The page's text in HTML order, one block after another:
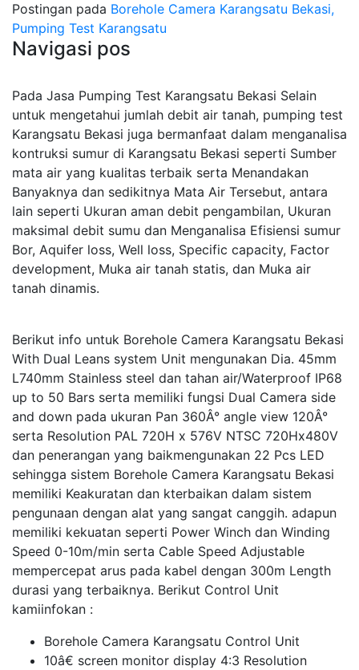
Postingan pada Borehole Camera Karangsatu Bekasi,
Pumping Test Karangsatu
Navigasi pos
Pada Jasa Pumping Test Karangsatu Bekasi Selain
untuk mengetahui jumlah debit air tanah, pumping test
Karangsatu Bekasi juga bermanfaat dalam menganalisa
kontruksi sumur di Karangsatu Bekasi seperti Sumber
mata air yang kualitas terbaik serta Menandakan
Banyaknya dan sedikitnya Mata Air Tersebut, antara
lain seperti Ukuran aman debit pengambilan, Ukuran
maksimal debit sumu dan Menganalisa Efisiensi sumur
Bor, Aquifer loss, Well loss, Specific capacity, Factor
development, Muka air tanah statis, dan Muka air
tanah dinamis.
Berikut info untuk Borehole Camera Karangsatu Bekasi
With Dual Leans system Unit mengunakan Dia. 45mm
L740mm Stainless steel dan tahan air/Waterproof IP68
up to 50 Bars serta memiliki fungsi Dual Camera side
and down pada ukuran Pan 360Â° angle view 120Â°
serta Resolution PAL 720H x 576V NTSC 720Hx480V
dan penerangan yang baikmengunakan 22 Pcs LED
sehingga sistem Borehole Camera Karangsatu Bekasi
memiliki Keakuratan dan kterbaikan dalam sistem
pengunaan dengan alat yang sangat canggih. adapun
memiliki kekuatan seperti Power Winch dan Winding
Speed 0-10m/min serta Cable Speed Adjustable
mempercepat arus pada kabel dengan 300m Length
durasi yang terbaiknya. Berikut Control Unit
kamiinfokan :
Borehole Camera Karangsatu Control Unit
10â€ screen monitor display 4:3 Resolution